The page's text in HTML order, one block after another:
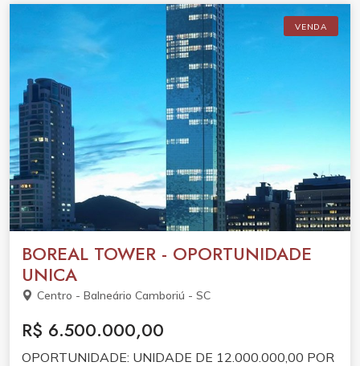
VENDA
BOREAL TOWER - OPORTUNIDADE
UNICA
Centro - Balneário Camboriú - SC
R$ 6.500.000,00
OPORTUNIDADE: UNIDADE DE 12.000.000,00 POR